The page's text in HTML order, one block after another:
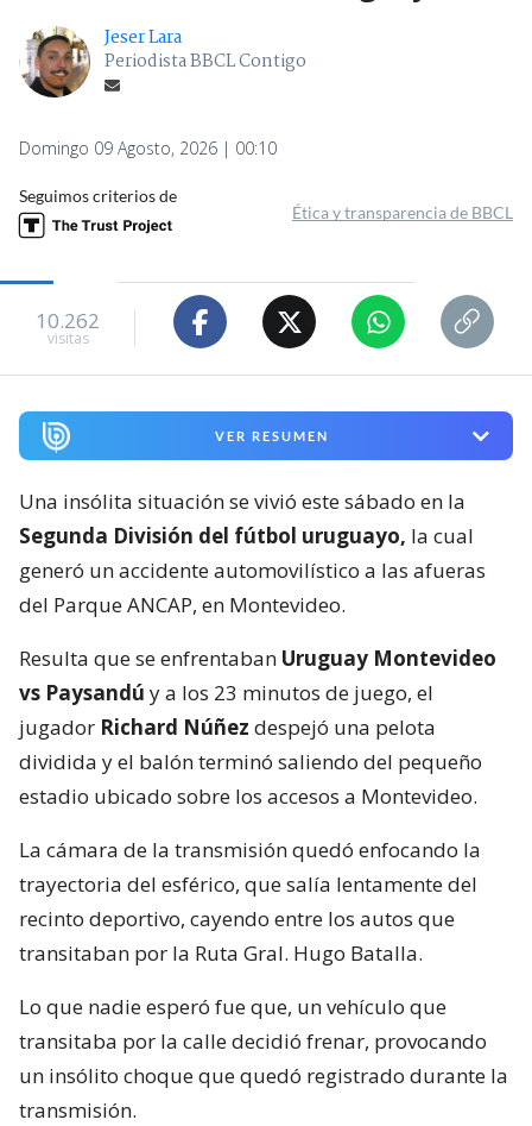
Jeser Lara
Periodista BBCL Contigo
Domingo 09 Agosto, 2026 | 00:10
Seguimos criterios de
Ética y transparencia de BBCL
10.262
visitas
VER RESUMEN
Una insólita situación se vivió este sábado en la
Segunda División del fútbol uruguayo, la cual
generó un accidente automovilístico a las afueras
del Parque ANCAP, en Montevideo.
Resulta que se enfrentaban Uruguay Montevideo
vs Paysandú y a los 23 minutos de juego, el
jugador Richard Núñez despejó una pelota
dividida y el balón terminó saliendo del pequeño
estadio ubicado sobre los accesos a Montevideo.
La cámara de la transmisión quedó enfocando la
trayectoria del esférico, que salía lentamente del
recinto deportivo, cayendo entre los autos que
transitaban por la Ruta Gral. Hugo Batalla.
Lo que nadie esperó fue que, un vehículo que
transitaba por la calle decidió frenar, provocando
un insólito choque que quedó registrado durante la
transmisión.